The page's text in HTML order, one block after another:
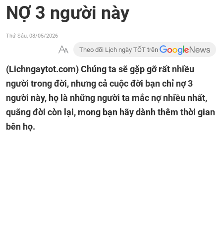
NỢ 3 người này
Thứ Sáu, 08/05/2026
Theo dõi Lịch ngày TỐT trên
(Lichngaytot.com)Chúng ta sẽ gặp gỡ rất nhiều
người trong đời, nhưng cả cuộc đời bạn chỉ nợ 3
người này, họ là những người ta mắc nợ nhiều nhất,
quãng đời còn lại, mong bạn hãy dành thêm thời gian
bên họ.